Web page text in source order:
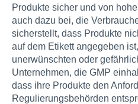
Produkte sicher und von
auch dazu bei, die
sicherstellt, dass Produkte
auf dem Etikett angegeben
unerwünschten oder
Unternehmen, die GMP
dass ihre Produkte den
Regulierungsbehörden